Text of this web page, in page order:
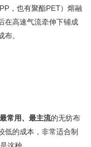
，也有聚酯PET）熔融
在高速气流牵伸下铺成
。
最常用、最主流的无纺布
低的成本，非常适合制
这种。